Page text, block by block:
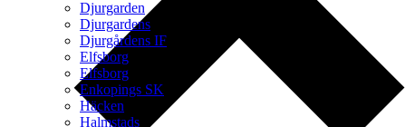
Djurgarden
Djurgardens
Djurgårdens IF
Elfsborg
Elfsborg
Enkopings SK
Häcken
Halmstads